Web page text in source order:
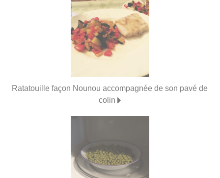
Ratatouille façon Nounou accompagnée de son pavé de
colin